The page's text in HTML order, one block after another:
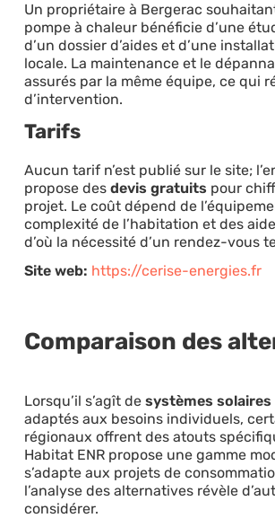
Un propriétaire à Bergerac
pompe à chaleur bénéficie d’une
d’un dossier d’aides et d’une
locale. La maintenance et le
assurés par la même équipe, ce qui
d’intervention.
Tarifs
Aucun tarif n’est publié sur le site;
propose des devis gratuits pour
projet. Le coût dépend de
complexité de l’habitation et des
d’où la nécessité d’un rendez-vous
Site web: https://cerise-energies.fr
Comparaison des
Lorsqu’il s’agît de systèmes
adaptés aux besoins individuels,
régionaux offrent des atouts
Habitat ENR propose une gamme
s’adapte aux projets de
l’analyse des alternatives révèle
considérer.